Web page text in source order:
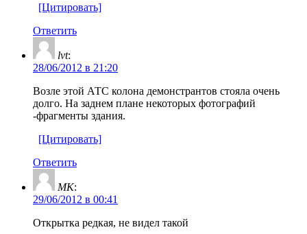
[Цитировать]
Ответить
lvt:
28/06/2012 в 21:20
Возле этой АТС колона демонстрантов стояла очень
долго. На заднем плане некоторых фотографий
-фрагменты здания.
[Цитировать]
Ответить
МК:
29/06/2012 в 00:41
Открытка редкая, не видел такой